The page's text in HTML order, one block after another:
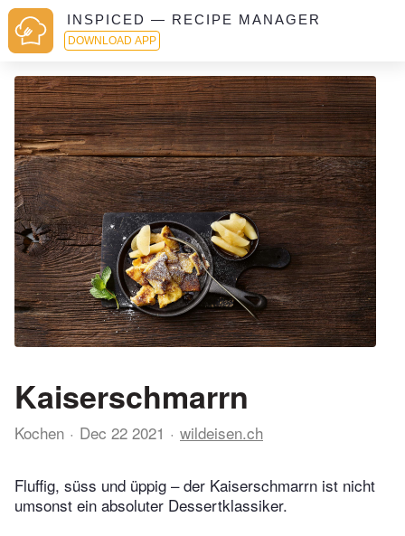
INSPICED — RECIPE MANAGER
DOWNLOAD APP
Kaiserschmarrn
Kochen Dec 22 2021 wildeisen.ch
Fluffig, süss und üppig – der Kaiserschmarrn ist nicht
umsonst ein absoluter Dessertklassiker.